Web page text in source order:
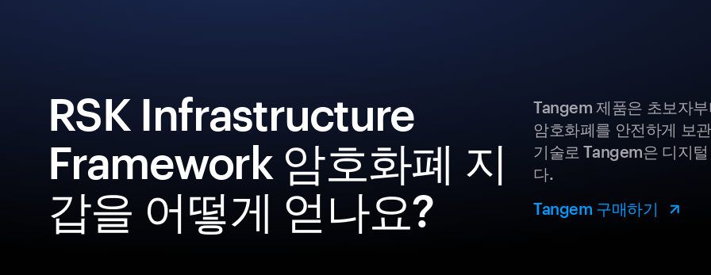
RSK Infrastructure
Framework 암호화폐 지
갑을 어떻게 얻나요?
Tangem 제품은 초보자
암호화폐를 안전하게 보
기술로 Tangem은 디지
다.
Tangem 구매하기